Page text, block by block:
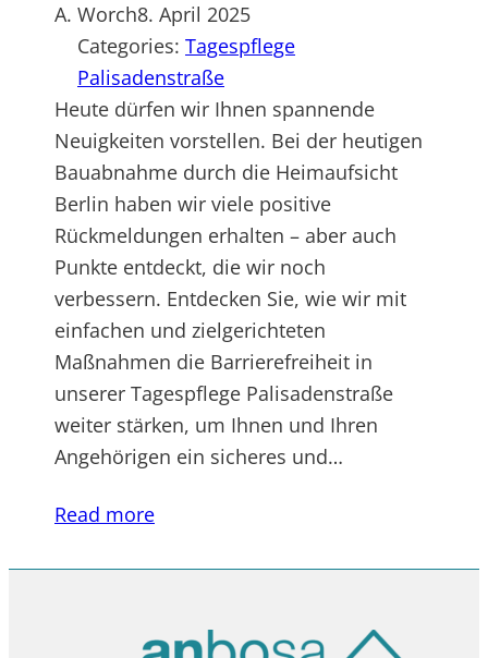
A. Worch8. April 2025
Categories: Tagespflege
Palisadenstraße
Heute dürfen wir Ihnen spannende
Neuigkeiten vorstellen. Bei der heutigen
Bauabnahme durch die Heimaufsicht
Berlin haben wir viele positive
Rückmeldungen erhalten – aber auch
Punkte entdeckt, die wir noch
verbessern. Entdecken Sie, wie wir mit
einfachen und zielgerichteten
Maßnahmen die Barrierefreiheit in
unserer Tagespflege Palisadenstraße
weiter stärken, um Ihnen und Ihren
Angehörigen ein sicheres und…
Read more